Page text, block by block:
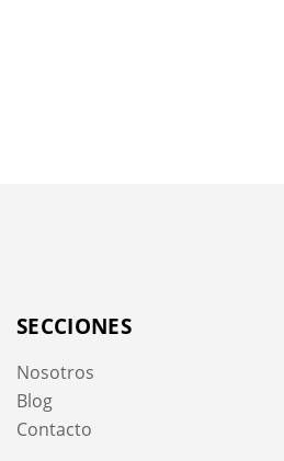
SECCIONES
Nosotros
Blog
Contacto